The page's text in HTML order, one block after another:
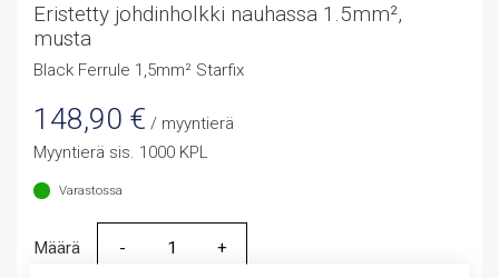
Eristetty johdinholkki nauhassa 1.5mm²,
musta
Black Ferrule 1,5mm² Starfix
148,90 € / myyntierä
Myyntierä sis. 1000 KPL
Varastossa
Määrä
Määrä